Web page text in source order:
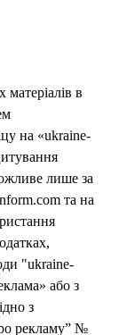
матеріалів в
на «ukraine-
лише за
та на
"ukraine-
або з
з
рекламу” №